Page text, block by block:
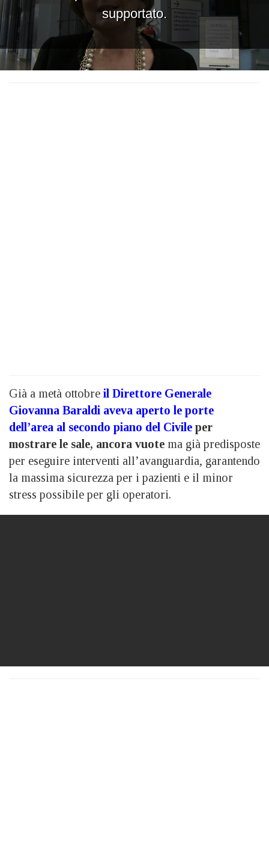
Già a metà ottobre il Direttore Generale
Giovanna Baraldi aveva aperto le porte
dell’area al secondo piano del Civile per
mostrare le sale, ancora vuote ma già predisposte
per eseguire interventi all’avanguardia, garantendo
la massima sicurezza per i pazienti e il minor
stress possibile per gli operatori.